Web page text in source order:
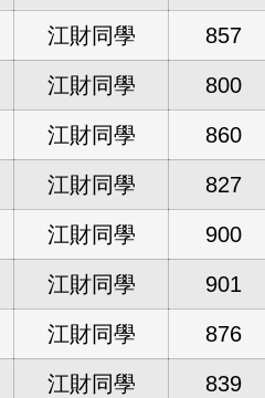
江財同學 857
江財同學 800
江財同學 860
江財同學 827
江財同學 900
江財同學 901
江財同學 876
江財同學 839